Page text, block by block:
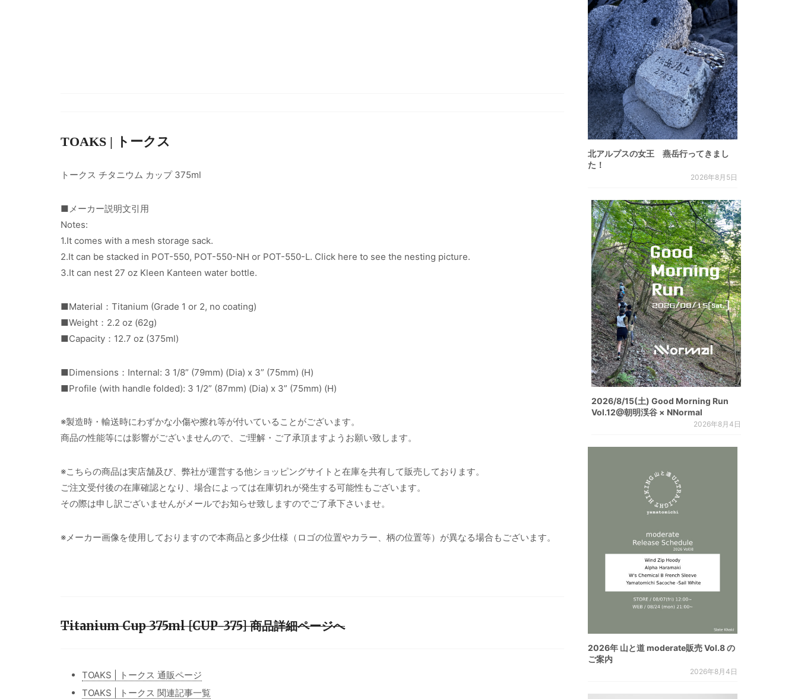
TOAKS | トークス
トークス チタニウム カップ 375ml
■メーカー説明文引用
Notes:
1.It comes with a mesh storage sack.
2.It can be stacked in POT-550, POT-550-NH or POT-550-L. Click here to see the nesting picture.
3.It can nest 27 oz Kleen Kanteen water bottle.
■Material：Titanium (Grade 1 or 2, no coating)
■Weight：2.2 oz (62g)
■Capacity：12.7 oz (375ml)
■Dimensions：Internal: 3 1/8” (79mm) (Dia) x 3” (75mm) (H)
■Profile (with handle folded): 3 1/2” (87mm) (Dia) x 3” (75mm) (H)
※製造時・輸送時にわずかな小傷や擦れ等が付いていることがございます。
商品の性能等には影響がございませんので、ご理解・ご了承頂ますようお願い致します。
※こちらの商品は実店舗及び、弊社が運営する他ショッピングサイトと在庫を共有して販売しております。
ご注文受付後の在庫確認となり、場合によっては在庫切れが発生する可能性もございます。
その際は申し訳ございませんがメールでお知らせ致しますのでご了承下さいませ。
※メーカー画像を使用しておりますので本商品と多少仕様（ロゴの位置やカラー、柄の位置等）が異なる場合もございます。
Titanium Cup 375ml [CUP-375] 商品詳細ページへ
TOAKS | トークス 通販ページ
TOAKS | トークス 関連記事一覧
北アルプスの女王 燕岳行ってきまし
た！
2026年8月5日
2026/8/15(土) Good Morning Run
Vol.12@朝明渓谷 × NNormal
2026年8月4日
2026年 山と道 moderate販売 Vol.8 の
ご案内
2026年8月4日